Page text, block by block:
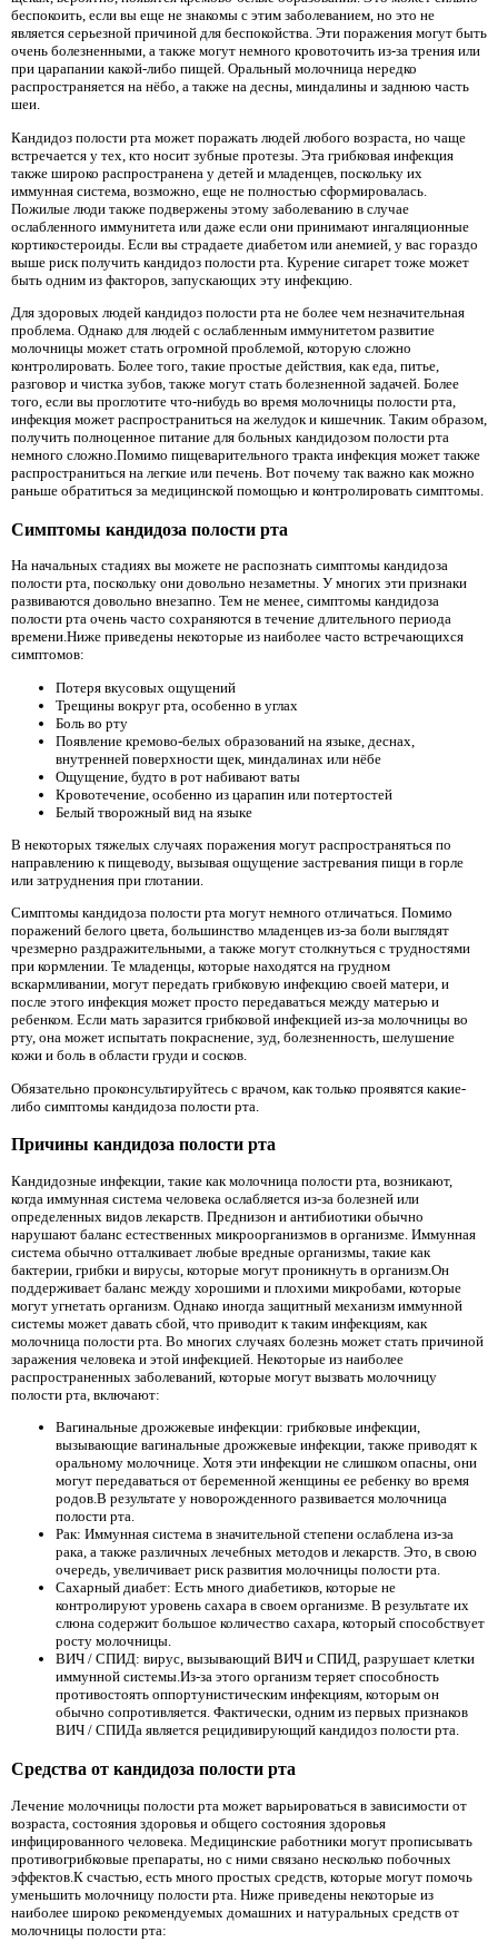
беспокоить, если вы еще не знакомы с этим заболеванием, но это не
является серьезной причиной для беспокойства. Эти поражения могут быть
очень болезненными, а также могут немного кровоточить из-за трения или
при царапании какой-либо пищей. Оральный молочница нередко
распространяется на нёбо, а также на десны, миндалины и заднюю часть
шеи.
Кандидоз полости рта может поражать людей любого возраста, но чаще
встречается у тех, кто носит зубные протезы. Эта грибковая инфекция
также широко распространена у детей и младенцев, поскольку их
иммунная система, возможно, еще не полностью сформировалась.
Пожилые люди также подвержены этому заболеванию в случае
ослабленного иммунитета или даже если они принимают ингаляционные
кортикостероиды. Если вы страдаете диабетом или анемией, у вас гораздо
выше риск получить кандидоз полости рта. Курение сигарет тоже может
быть одним из факторов, запускающих эту инфекцию.
Для здоровых людей кандидоз полости рта не более чем незначительная
проблема. Однако для людей с ослабленным иммунитетом развитие
молочницы может стать огромной проблемой, которую сложно
контролировать. Более того, такие простые действия, как еда, питье,
разговор и чистка зубов, также могут стать болезненной задачей. Более
того, если вы проглотите что-нибудь во время молочницы полости рта,
инфекция может распространиться на желудок и кишечник. Таким образом,
получить полноценное питание для больных кандидозом полости рта
немного сложно.Помимо пищеварительного тракта инфекция может также
распространиться на легкие или печень. Вот почему так важно как можно
раньше обратиться за медицинской помощью и контролировать симптомы.
Симптомы кандидоза полости рта
На начальных стадиях вы можете не распознать симптомы кандидоза
полости рта, поскольку они довольно незаметны. У многих эти признаки
развиваются довольно внезапно. Тем не менее, симптомы кандидоза
полости рта очень часто сохраняются в течение длительного периода
времени.Ниже приведены некоторые из наиболее часто встречающихся
симптомов:
Потеря вкусовых ощущений
Трещины вокруг рта, особенно в углах
Боль во рту
Появление кремово-белых образований на языке, деснах,
внутренней поверхности щек, миндалинах или нёбе
Ощущение, будто в рот набивают ваты
Кровотечение, особенно из царапин или потертостей
Белый творожный вид на языке
В некоторых тяжелых случаях поражения могут распространяться по
направлению к пищеводу, вызывая ощущение застревания пищи в горле
или затруднения при глотании.
Симптомы кандидоза полости рта могут немного отличаться. Помимо
поражений белого цвета, большинство младенцев из-за боли выглядят
чрезмерно раздражительными, а также могут столкнуться с трудностями
при кормлении. Те младенцы, которые находятся на грудном
вскармливании, могут передать грибковую инфекцию своей матери, и
после этого инфекция может просто передаваться между матерью и
ребенком. Если мать заразится грибковой инфекцией из-за молочницы во
рту, она может испытать покраснение, зуд, болезненность, шелушение
кожи и боль в области груди и сосков.
Обязательно проконсультируйтесь с врачом, как только проявятся какие-
либо симптомы кандидоза полости рта.
Причины кандидоза полости рта
Кандидозные инфекции, такие как молочница полости рта, возникают,
когда иммунная система человека ослабляется из-за болезней или
определенных видов лекарств. Преднизон и антибиотики обычно
нарушают баланс естественных микроорганизмов в организме. Иммунная
система обычно отталкивает любые вредные организмы, такие как
бактерии, грибки и вирусы, которые могут проникнуть в организм.Он
поддерживает баланс между хорошими и плохими микробами, которые
могут угнетать организм. Однако иногда защитный механизм иммунной
системы может давать сбой, что приводит к таким инфекциям, как
молочница полости рта. Во многих случаях болезнь может стать причиной
заражения человека и этой инфекцией. Некоторые из наиболее
распространенных заболеваний, которые могут вызвать молочницу
полости рта, включают:
Вагинальные дрожжевые инфекции: грибковые инфекции,
вызывающие вагинальные дрожжевые инфекции, также приводят к
оральному молочнице. Хотя эти инфекции не слишком опасны, они
могут передаваться от беременной женщины ее ребенку во время
родов.В результате у новорожденного развивается молочница
полости рта.
Рак: Иммунная система в значительной степени ослаблена из-за
рака, а также различных лечебных методов и лекарств. Это, в свою
очередь, увеличивает риск развития молочницы полости рта.
Сахарный диабет: Есть много диабетиков, которые не
контролируют уровень сахара в своем организме. В результате их
слюна содержит большое количество сахара, который способствует
росту молочницы.
ВИЧ / СПИД: вирус, вызывающий ВИЧ и СПИД, разрушает клетки
иммунной системы.Из-за этого организм теряет способность
противостоять оппортунистическим инфекциям, которым он
обычно сопротивляется. Фактически, одним из первых признаков
ВИЧ / СПИДа является рецидивирующий кандидоз полости рта.
Средства от кандидоза полости рта
Лечение молочницы полости рта может варьироваться в зависимости от
возраста, состояния здоровья и общего состояния здоровья
инфицированного человека. Медицинские работники могут прописывать
противогрибковые препараты, но с ними связано несколько побочных
эффектов.К счастью, есть много простых средств, которые могут помочь
уменьшить молочницу полости рта. Ниже приведены некоторые из
наиболее широко рекомендуемых домашних и натуральных средств от
молочницы полости рта: